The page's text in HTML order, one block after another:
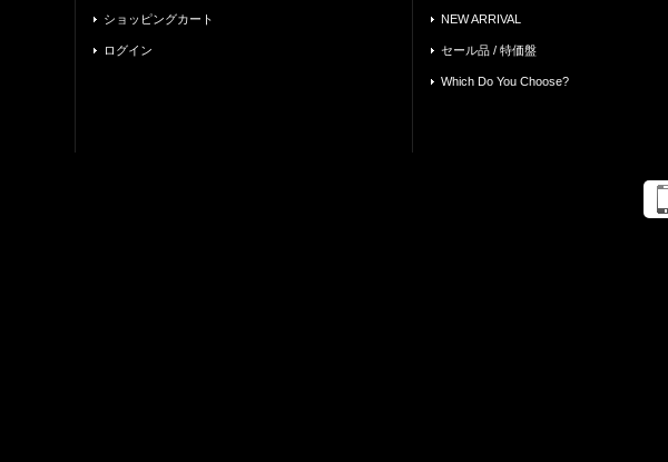
ショッピングカート
ログイン
NEW ARRIVAL
セール品 / 特価盤
Which Do You Choose?